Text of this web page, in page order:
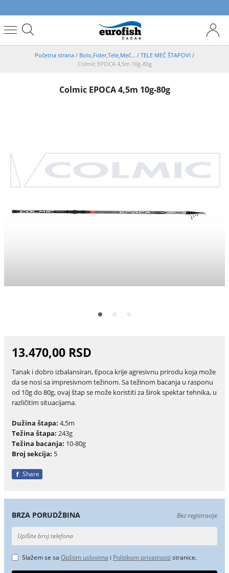
Početna strana / Bolo,Fider,Tele,Meč... / TELE MEČ ŠTAPOVI /
Colmic EPOCA 4,5m 10g-80g
Colmic EPOCA 4,5m 10g-80g
13.470,00 RSD
Tanak i dobro izbalansiran, Epoca krije agresivnu prirodu koja može
da se nosi sa impresivnom težinom. Sa težinom bacanja u rasponu
od 10g do 80g, ovaj štap se može koristiti za širok spektar tehnika, u
različitim situacijama.
Dužina štapa: 4,5m
Težina štapa: 243g
Težina bacanja: 10-80g
Broj sekcija: 5
Share
BRZA PORUDŽBINA Bez registracije
Slažem se sa Opštim uslovima i Politikom privatnosti stranice.